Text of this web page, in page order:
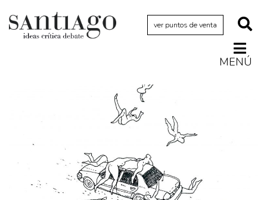
ver puntos de venta
MENÚ
Artes visuales
Ciencia
Cine y televisión